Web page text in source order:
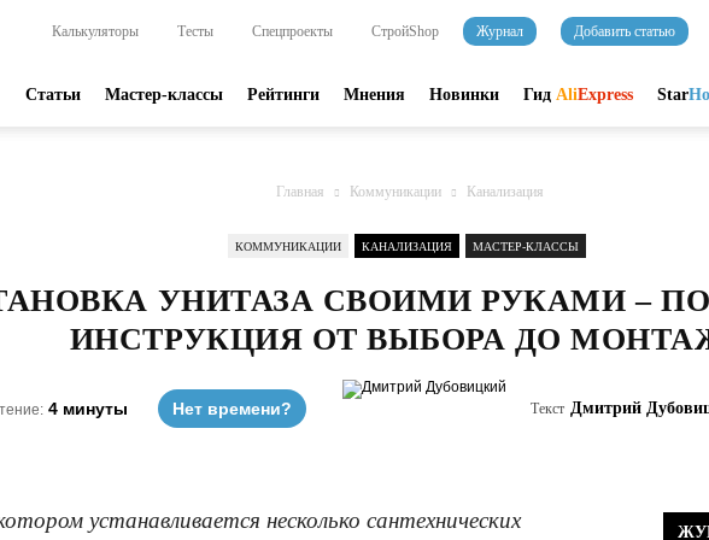
Калькуляторы Тесты Спецпроекты СтройShop Журнал Добавить статью
Статьи Мастер-классы Рейтинги Мнения Новинки Гид AliExpress Star
Главная Коммуникации Канализация
КОММУНИКАЦИИ КАНАЛИЗАЦИЯ МАСТЕР-КЛАССЫ
УНИТАЗА СВОИМИ РУКАМИ –
ИНСТРУКЦИЯ ОТ ВЫБОРА ДО
4 минуты Нет времени? Текст Дмитрий
устанавливается несколько сантехнических